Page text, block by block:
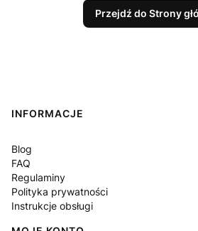
Przejdź do Strony
Linki w stopce
INFORMACJE
Blog
FAQ
Regulaminy
Polityka prywatności
Instrukcje obsługi